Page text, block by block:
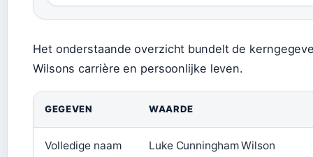
Het onderstaande overzicht bundelt de
Wilsons carrière en persoonlijke leven.
GEGEVEN WAARDE
Volledige naam Luke Cunningham Wilson